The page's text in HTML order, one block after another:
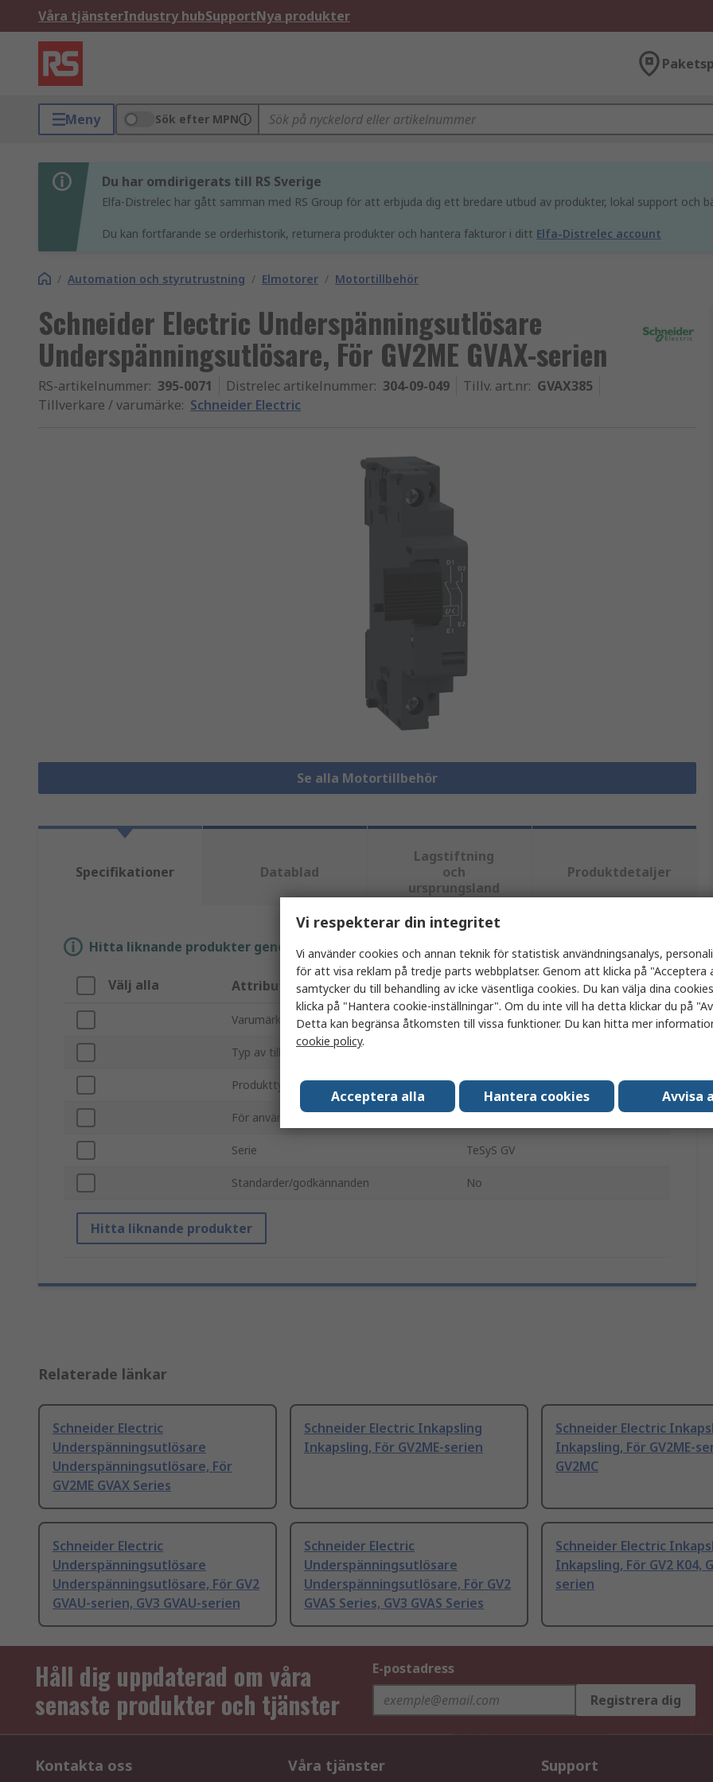
Våra tjänsterIndustry hubSupportNya produkter
Meny Sök efter MPN
Du har omdirigerats till RS Sverige
Elfa-Distrelec har gått samman med RS Group för att erbjuda dig ett bredare utbud av produkter, lokal support och
Du kan fortfarande se orderhistorik, returnera produkter och hantera fakturor i ditt Elfa-Distrelec account
/ Automation och styrutrustning / Elmotorer / Motortillbehör
Schneider Electric Underspänningsutlösare
Underspänningsutlösare, För GV2ME GVAX-serien
RS-artikelnummer: 395-0071 Distrelec artikelnummer: 304-09-049 Tillv. art.nr: GVAX385
Tillverkare / varumärke: Schneider Electric
Se alla Motortillbehör
Specifikationer Datablad
Lagstiftning
och
ursprungsland
Produktdetaljer
Hitta liknande produkter genom att välja ett eller flera attribut.
Välj alla Attribut Värde
Varumärke Schneider Electric
Typ av tillbehör
Produkttyp Underspänningsutlösare
För användning med
Serie TeSyS GV
Standarder/godkännanden No
Hitta liknande produkter
Relaterade länkar
Schneider Electric
Underspänningsutlösare
Underspänningsutlösare, För
GV2ME GVAX Series
Schneider Electric Inkapsling
Inkapsling, För GV2ME-serien
Schneider Electric
Inkapsling, För GV2ME-
GV2MC
Schneider Electric
Underspänningsutlösare
Underspänningsutlösare, För GV2
GVAU-serien, GV3 GVAU-serien
Schneider Electric
Underspänningsutlösare
Underspänningsutlösare, För GV2
GVAS Series, GV3 GVAS Series
Schneider Electric
Inkapsling, För GV2 K04,
serien
Håll dig uppdaterad om våra
senaste produkter och tjänster
E-postadress
Registrera dig
Kontakta oss Våra tjänster Support
Vi respekterar din integritet
Vi använder cookies och annan teknik för statistisk användningsanalys,
för att visa reklam på tredje parts webbplatser. Genom att klicka på "Acceptera
samtycker du till behandling av icke väsentliga cookies. Du kan välja dina
klicka på "Hantera cookie-inställningar". Om du inte vill ha detta klickar du på
Detta kan begränsa åtkomsten till vissa funktioner. Du kan hitta mer
cookie policy.
Acceptera alla Hantera cookies Avvisa